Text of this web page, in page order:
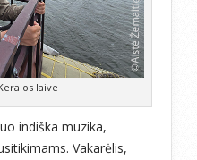
laive
indiška muzika,
Vakarėlis,